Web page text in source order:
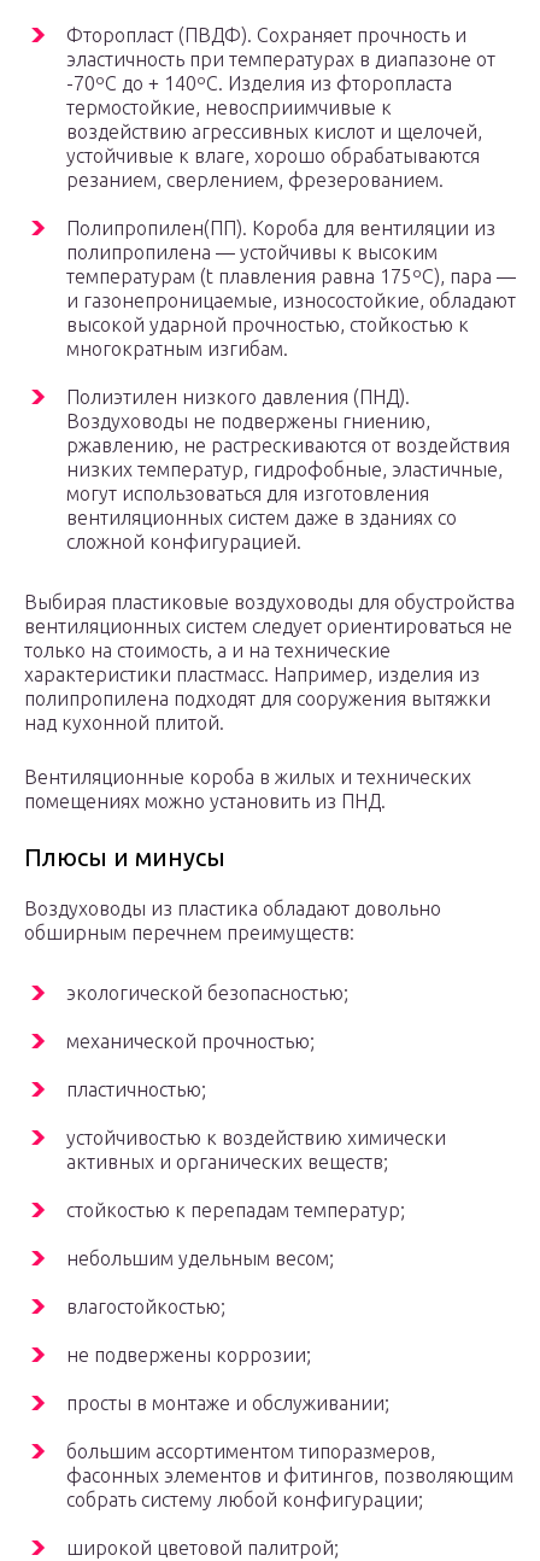
Фторопласт (ПВДФ). Сохраняет прочность и
эластичность при температурах в диапазоне от
-70ºС до + 140ºС. Изделия из фторопласта
термостойкие, невосприимчивые к
воздействию агрессивных кислот и щелочей,
устойчивые к влаге, хорошо обрабатываются
резанием, сверлением, фрезерованием.
Полипропилен(ПП). Короба для вентиляции из
полипропилена — устойчивы к высоким
температурам (t плавления равна 175ºС), пара —
и газонепроницаемые, износостойкие, обладают
высокой ударной прочностью, стойкостью к
многократным изгибам.
Полиэтилен низкого давления (ПНД).
Воздуховоды не подвержены гниению,
ржавлению, не растрескиваются от воздействия
низких температур, гидрофобные, эластичные,
могут использоваться для изготовления
вентиляционных систем даже в зданиях со
сложной конфигурацией.
Выбирая пластиковые воздуховоды для обустройства
вентиляционных систем следует ориентироваться не
только на стоимость, а и на технические
характеристики пластмасс. Например, изделия из
полипропилена подходят для сооружения вытяжки
над кухонной плитой.
Вентиляционные короба в жилых и технических
помещениях можно установить из ПНД.
Плюсы и минусы
Воздуховоды из пластика обладают довольно
обширным перечнем преимуществ:
экологической безопасностью;
механической прочностью;
пластичностью;
устойчивостью к воздействию химически
активных и органических веществ;
стойкостью к перепадам температур;
небольшим удельным весом;
влагостойкостью;
не подвержены коррозии;
просты в монтаже и обслуживании;
большим ассортиментом типоразмеров,
фасонных элементов и фитингов, позволяющим
собрать систему любой конфигурации;
широкой цветовой палитрой;